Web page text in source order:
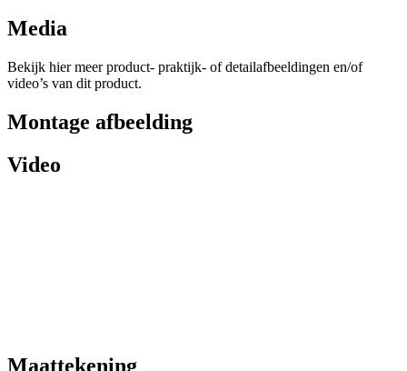
Media
Bekijk hier meer product- praktijk- of detailafbeeldingen en/of
video’s van dit product.
Montage afbeelding
Video
Maattekening